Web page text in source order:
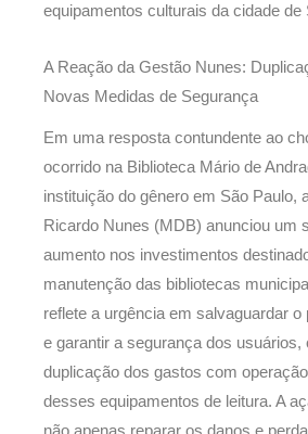
equipamentos culturais da cidade de
A Reação da Gestão Nunes:
Novas Medidas de Segurança
Em uma resposta contundente ao
ocorrido na Biblioteca Mário de
instituição do gênero em São Paulo,
Ricardo Nunes (MDB) anunciou um
aumento nos investimentos
manutenção das bibliotecas
reflete a urgência em salvaguardar o
e garantir a segurança dos usuários,
duplicação dos gastos com
desses equipamentos de leitura. A
não apenas reparar os danos e